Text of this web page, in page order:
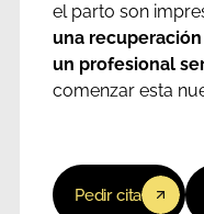
el parto son
una
un profesional
comenzar esta
Pedir cita